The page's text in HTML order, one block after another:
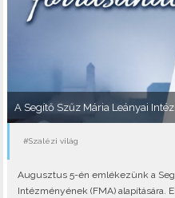
A Segítő Szűz Mária Leányai
#Szalézi világ
Augusztus 5-én emlékezünk a
Intézményének (FMA) alapítására.